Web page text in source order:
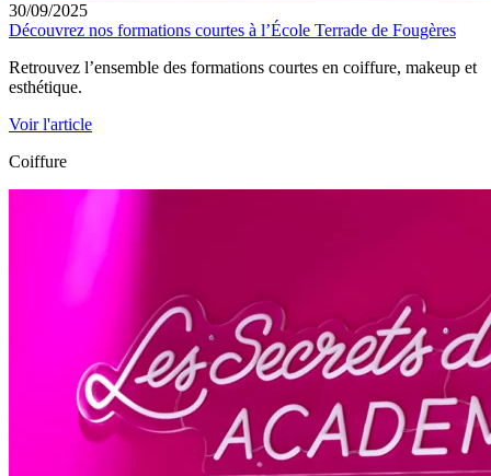
30/09/2025
Découvrez nos formations courtes à l’École Terrade de Fougères
Retrouvez l’ensemble des formations courtes en coiffure, makeup et
esthétique.
Voir l'article
Coiffure